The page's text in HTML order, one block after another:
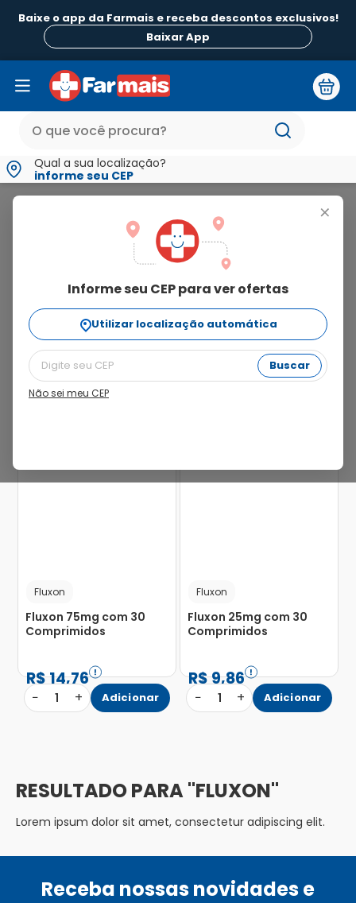
Baixe o app da Farmais e receba descontos exclusivos!
Baixar App
Qual a sua localização?
informe seu CEP
+
Informe seu CEP para ver ofertas
Utilizar localização automática
Buscar
Não sei meu CEP
Ordenar Por
relevância
32%
Fluxon
Fluxon 75mg com 30
Comprimidos
R$14,76
− 1 + Adicionar
Fluxon
Fluxon 25mg com 30
Comprimidos
R$9,86
− 1 + Adicionar
FLUXON
Lorem ipsum dolor sit amet, consectetur adipiscing elit.
Receba nossas novidades e